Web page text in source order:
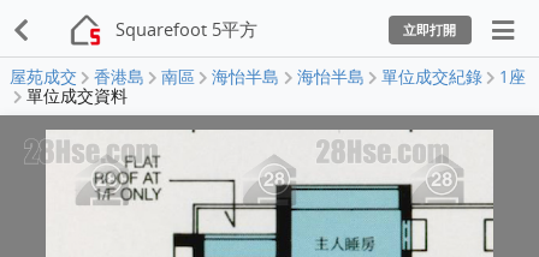
Squarefoot 5平方 立即打開
屋苑成交 香港島 南區 海怡半島 海怡半島 單位成交紀錄
1座
單位成交資料